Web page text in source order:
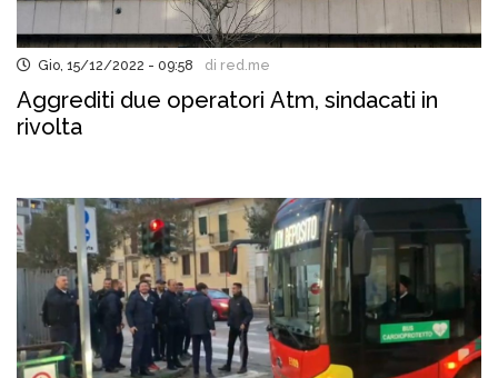
Gio, 15/12/2022 - 09:58 di red.me
Aggrediti due operatori Atm, sindacati in
rivolta